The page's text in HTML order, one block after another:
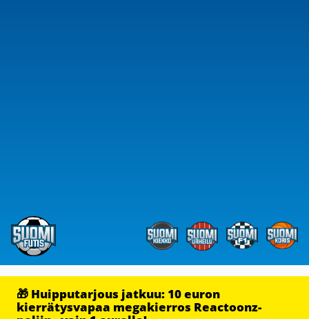
🎁 Huipputarjous jatkuu: 10 euron
kierrätysvapaa megakierros Reactoonz-